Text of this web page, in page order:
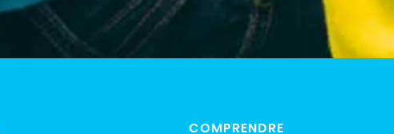
COMPRENDRE